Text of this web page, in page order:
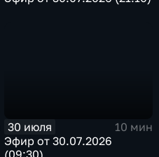
30 июля
10 мин
Эфир от 30.07.2026